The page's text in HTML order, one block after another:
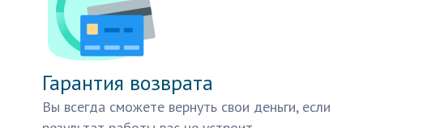
Гарантия возврата
Вы всегда сможете вернуть свои деньги, если